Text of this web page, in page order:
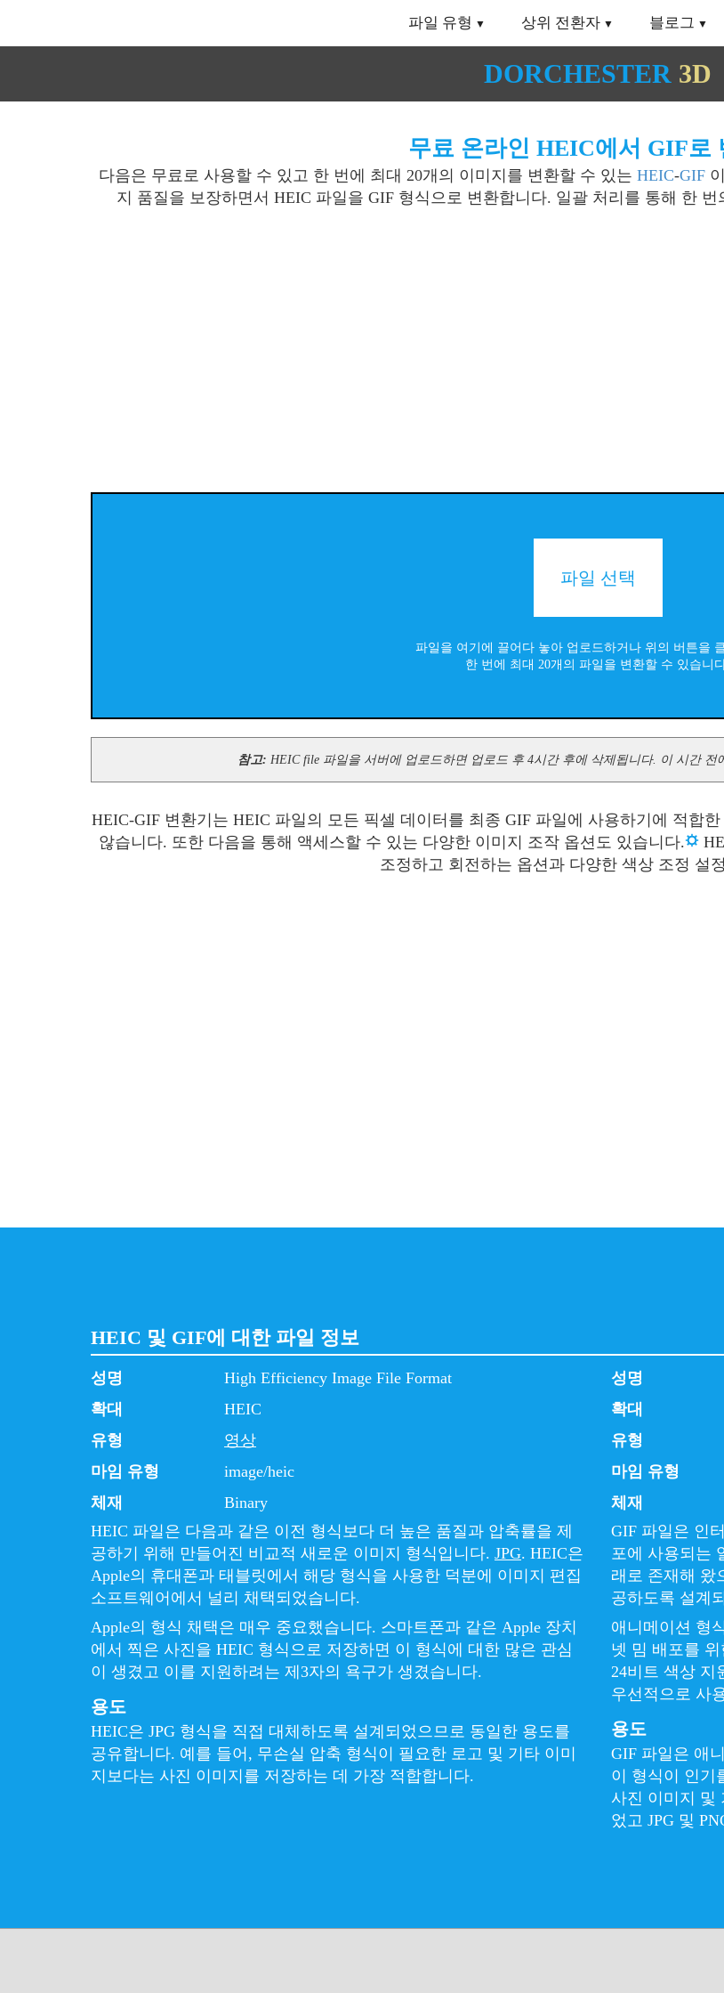
파일 유형 상위 전환자 블로그
DORCHESTER 3D
무료 온라인 HEIC에서 GIF로
다음은 무료로 사용할 수 있고 한 번에 최대 20개의 이미지를 변환할 수 있는 HEIC-GIF이
지 품질을 보장하면서 HEIC 파일을 GIF 형식으로 변환합니다. 일괄 처리를 통해 한
파일 선택
파일을 여기에 끌어다 놓아 업로드하거나 위의 버튼을
한 번에 최대 20개의 파일을 변환할 수 있습니
참고: HEIC file 파일을 서버에 업로드하면 업로드 후 4시간 후에 삭제됩니다. 이 시간 전
HEIC-GIF 변환기는 HEIC 파일의 모든 픽셀 데이터를 최종 GIF 파일에 사용하기에 적합
않습니다. 또한 다음을 통해 액세스할 수 있는 다양한 이미지 조작 옵션도 있습니다.
조정하고 회전하는 옵션과 다양한 색상 조정 설
HEIC 및 GIF에 대한 파일 정보
성명
High Efficiency Image File Format
확대
HEIC
유형
영상
마임 유형
image/heic
체재
Binary
HEIC 파일은 다음과 같은 이전 형식보다 더 높은 품질과 압축률을 제
공하기 위해 만들어진 비교적 새로운 이미지 형식입니다. JPG. HEIC은
Apple의 휴대폰과 태블릿에서 해당 형식을 사용한 덕분에 이미지 편집
소프트웨어에서 널리 채택되었습니다.
Apple의 형식 채택은 매우 중요했습니다. 스마트폰과 같은 Apple 장치
에서 찍은 사진을 HEIC 형식으로 저장하면 이 형식에 대한 많은 관심
이 생겼고 이를 지원하려는 제3자의 욕구가 생겼습니다.
용도
HEIC은 JPG 형식을 직접 대체하도록 설계되었으므로 동일한 용도를
공유합니다. 예를 들어, 무손실 압축 형식이 필요한 로고 및 기타 이미
지보다는 사진 이미지를 저장하는 데 가장 적합합니다.
성명
확대
유형
마임 유형
체재
GIF 파일은 인
포에 사용되는
래로 존재해 왔
공하도록 설계
애니메이션 형
넷 밈 배포를
24비트 색상 지
우선적으로 사
용도
GIF 파일은 애
이 형식이 인기
사진 이미지 및
었고 JPG 및